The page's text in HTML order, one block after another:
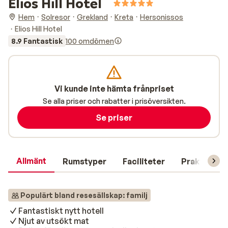
Hem Solresor Grekland Kreta
Hersonissos
Elios Hill Hotel
8.9 Fantastisk 100 omdömen
Allmänt Rumstyper Faciliteter Praktisk
Populärt bland resesällskap: familj
Fantastiskt nytt hotell
Njut av utsökt mat
Vi kunde inte hämta frånpriset
Se alla priser och rabatter i prisöversikten.
Se priser